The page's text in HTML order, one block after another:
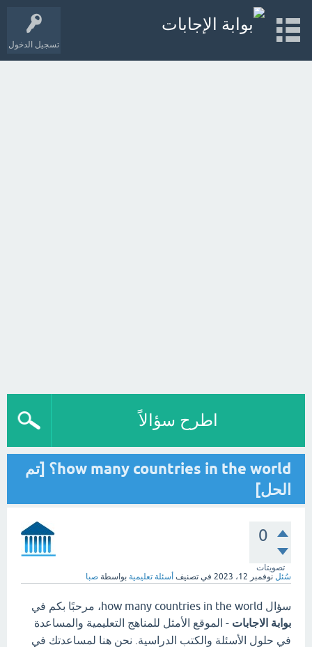
تسجيل الدخول
اطرح سؤالاً
how many countries in the world؟ [تم
الحل]
0
تصويتات
سُئل نوفمبر 12، 2023 في تصنيف أسئلة تعليمية بواسطة صبا
سؤال how many countries in the world، مرحبًا بكم في
بوابة الاجابات - الموقع الأمثل للمناهج التعليمية والمساعدة
في حلول الأسئلة والكتب الدراسية. نحن هنا لمساعدتك في